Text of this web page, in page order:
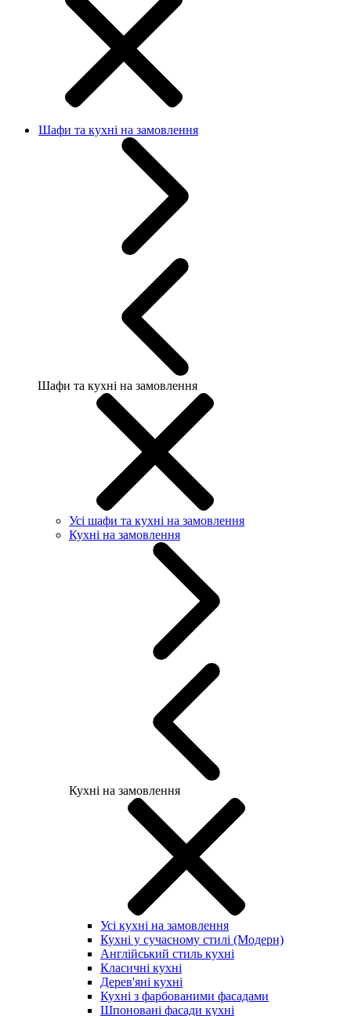
Шафи та кухні на замовлення
Шафи та кухні на замовлення
Усі шафи та кухні на замовлення
Кухні на замовлення
Кухні на замовлення
Усі кухні на замовлення
Кухні у сучасному стилі (Модерн)
Англійський стиль кухні
Класичні кухні
Дерев'яні кухні
Кухні з фарбованими фасадами
Шпоновані фасади кухні